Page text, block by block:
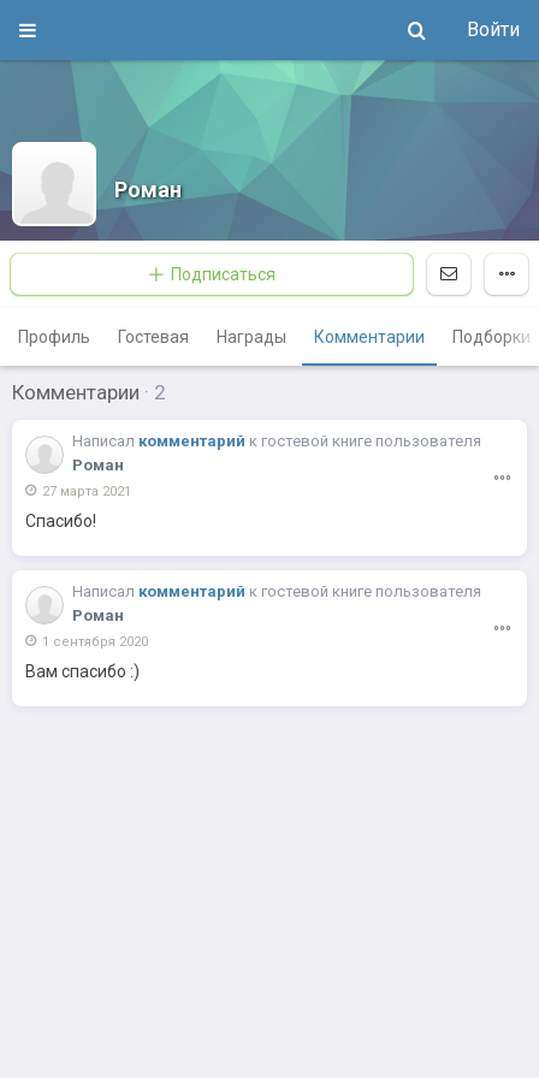
Войти
Роман
Подписаться
Профиль Гостевая Награды Комментарии Подборки
Комментарии · 2
Написал комментарий к гостевой книге пользователя
Роман
27 марта 2021
Спасибо!
Написал комментарий к гостевой книге пользователя
Роман
1 сентября 2020
Вам спасибо :)